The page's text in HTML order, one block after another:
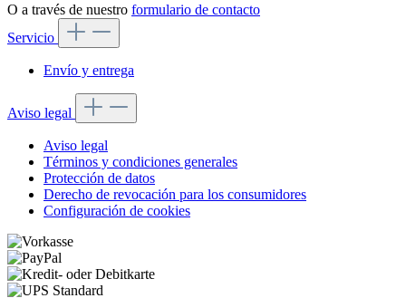
O a través de nuestro formulario de contacto
Servicio
Envío y entrega
Aviso legal
Aviso legal
Términos y condiciones generales
Protección de datos
Derecho de revocación para los consumidores
Configuración de cookies